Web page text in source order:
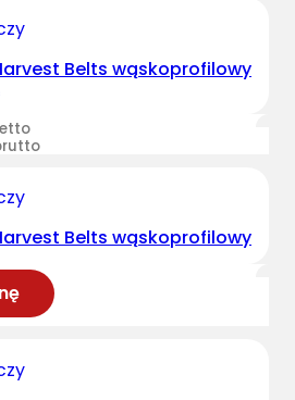
Belts wąskoprofilowy
Belts wąskoprofilowy